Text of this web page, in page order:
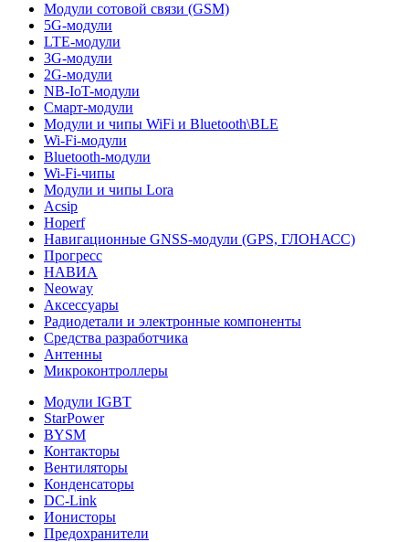
Модули сотовой связи (GSM)
5G-модули
LTE-модули
3G-модули
2G-модули
NB-IoT-модули
Смарт-модули
Модули и чипы WiFi и Bluetooth\BLE
Wi-Fi-модули
Bluetooth-модули
Wi-Fi-чипы
Модули и чипы Lora
Acsip
Hoperf
Навигационные GNSS-модули (GPS, ГЛОНАСС)
Прогресс
НАВИА
Neoway
Аксессуары
Радиодетали и электронные компоненты
Средства разработчика
Антенны
Микроконтроллеры
Модули IGBT
StarPower
BYSM
Контакторы
Вентиляторы
Конденсаторы
DC-Link
Ионисторы
Предохранители